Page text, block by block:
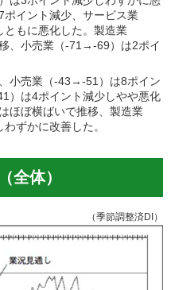
イント減少、サービス業
ともに悪化した。製造業
、小売業（-71→-69）は2ポイ
小売業（-43→-51）は8ポイン
）は4ポイント減少しやや悪化
ほぼ横ばいで推移、製造業
ずかに改善した。
全体）
（季節調整済DI）